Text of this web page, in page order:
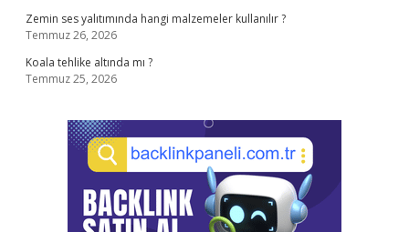
Zemin ses yalıtımında hangi malzemeler kullanılır ?
Temmuz 26, 2026
Koala tehlike altında mı ?
Temmuz 25, 2026